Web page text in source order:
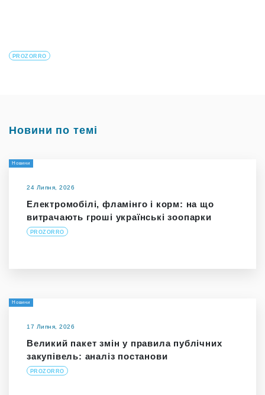
PROZORRO
Новини по темі
Новини
24 Липня, 2026
Електромобілі, фламінго і корм: на що
витрачають гроші українські зоопарки
PROZORRO
Новини
17 Липня, 2026
Великий пакет змін у правила публічних
закупівель: аналіз постанови
PROZORRO